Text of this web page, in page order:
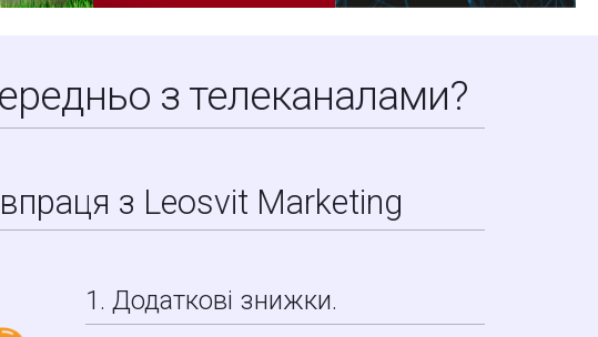
з телеканалами?
з Leosvit Marketing
1. Додаткові знижки.